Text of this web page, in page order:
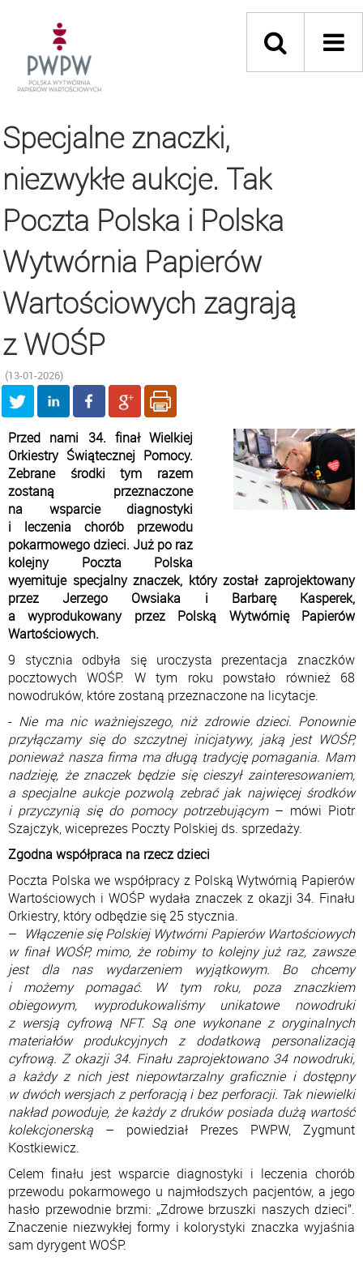
Specjalne znaczki,
niezwykłe aukcje. Tak
Poczta Polska i Polska
Wytwórnia Papierów
Wartościowych zagrają
z WOŚP
(13-01-2026)
Przed nami 34. finał Wielkiej
Orkiestry Świątecznej Pomocy.
Zebrane środki tym razem
zostaną przeznaczone
na wsparcie diagnostyki
i leczenia chorób przewodu
pokarmowego dzieci. Już po raz
kolejny Poczta Polska
wyemituje specjalny znaczek, który został zaprojektowany
przez Jerzego Owsiaka i Barbarę Kasperek,
a wyprodukowany przez Polską Wytwórnię Papierów
Wartościowych.
9 stycznia odbyła się uroczysta prezentacja znaczków
pocztowych WOŚP. W tym roku powstało również 68
nowodruków, które zostaną przeznaczone na licytacje.
- Nie ma nic ważniejszego, niż zdrowie dzieci. Ponownie
przyłączamy się do szczytnej inicjatywy, jaką jest WOŚP,
ponieważ nasza firma ma długą tradycję pomagania. Mam
nadzieję, że znaczek będzie się cieszył zainteresowaniem,
a specjalne aukcje pozwolą zebrać jak najwięcej środków
i przyczynią się do pomocy potrzebującym– mówi Piotr
Szajczyk, wiceprezes Poczty Polskiej ds. sprzedaży.
Zgodna współpraca na rzecz dzieci
Poczta Polska we współpracy z Polską Wytwórnią Papierów
Wartościowych i WOŚP wydała znaczek z okazji 34. Finału
Orkiestry, który odbędzie się 25 stycznia.
– Włączenie się Polskiej Wytwórni Papierów Wartościowych
w finał WOŚP, mimo, że robimy to kolejny już raz, zawsze
jest dla nas wydarzeniem wyjątkowym. Bo chcemy
i możemy pomagać. W tym roku, poza znaczkiem
obiegowym, wyprodukowaliśmy unikatowe nowodruki
z wersją cyfrową NFT. Są one wykonane z oryginalnych
materiałów produkcyjnych z dodatkową personalizacją
cyfrową. Z okazji 34. Finału zaprojektowano 34 nowodruki,
a każdy z nich jest niepowtarzalny graficznie i dostępny
w dwóch wersjach z perforacją i bez perforacji. Tak niewielki
nakład powoduje, że każdy z druków posiada dużą wartość
kolekcjonerską – powiedział Prezes PWPW, Zygmunt
Kostkiewicz.
Celem finału jest wsparcie diagnostyki i leczenia chorób
przewodu pokarmowego u najmłodszych pacjentów, a jego
hasło przewodnie brzmi: „Zdrowe brzuszki naszych dzieci”.
Znaczenie niezwykłej formy i kolorystyki znaczka wyjaśnia
sam dyrygent WOŚP.